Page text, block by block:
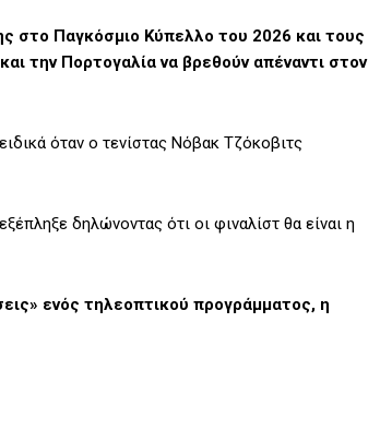
στο Παγκόσμιο Κύπελλο του 2026 και τους
την Πορτογαλία να βρεθούν απέναντι στον
όταν ο τενίστας Νόβακ Τζόκοβιτς
δηλώνοντας ότι οι φιναλίστ θα είναι η
ενός τηλεοπτικού προγράμματος, η